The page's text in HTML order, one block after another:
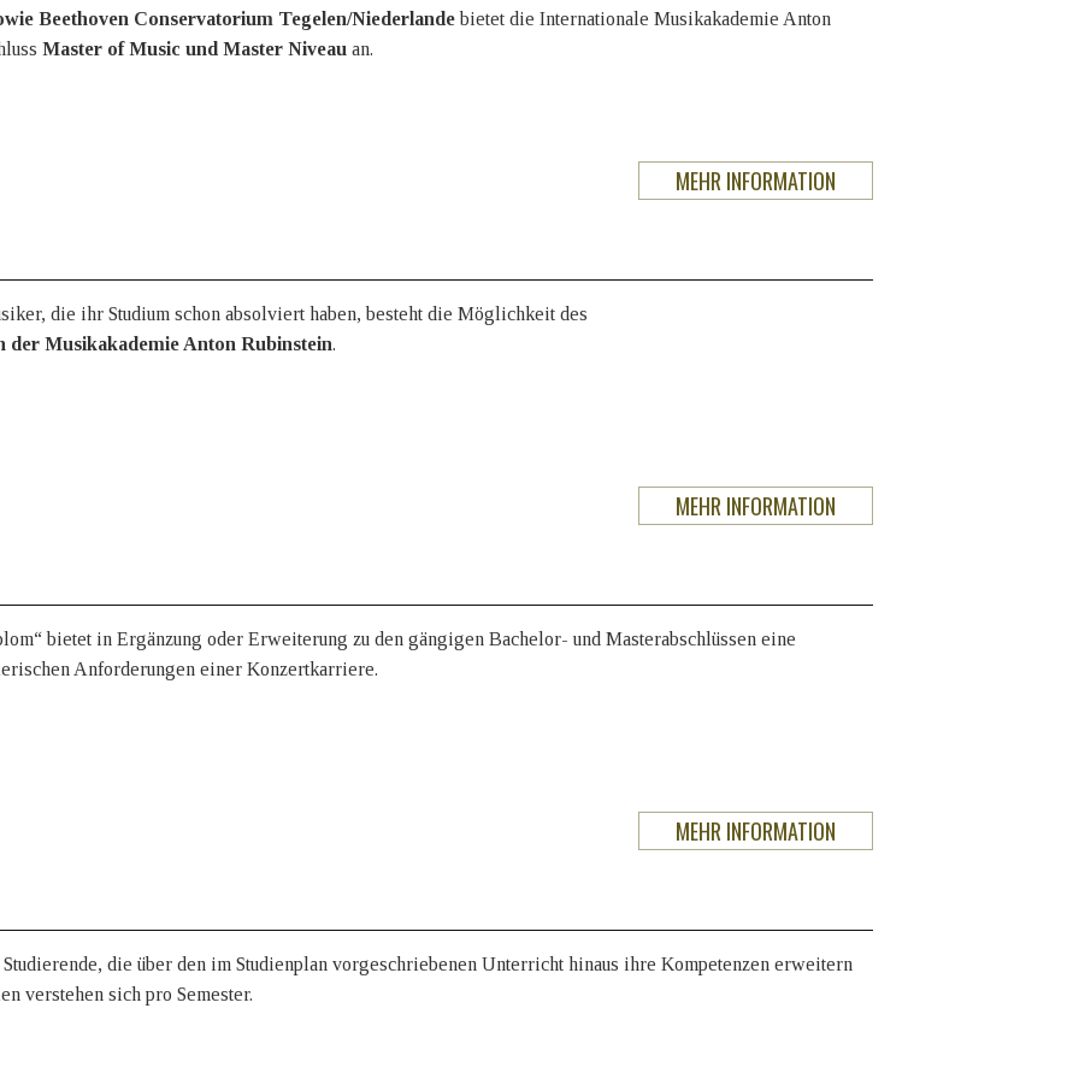
Beethoven Conservatorium Tegelen/Niederlandebietet die Internationale Musikakademie Anton
Master of Music und Master Niveau an.
MEHR INFORMATION
die ihr Studium schon absolviert haben, besteht die Möglichkeit des
der Musikakademie Anton Rubinstein.
MEHR INFORMATION
bietet in Ergänzung oder Erweiterung zu den gängigen Bachelor- und Masterabschlüssen eine
Anforderungen einer Konzertkarriere.
MEHR INFORMATION
die über den im Studienplan vorgeschriebenen Unterricht hinaus ihre Kompetenzen erweitern
verstehen sich pro Semester.